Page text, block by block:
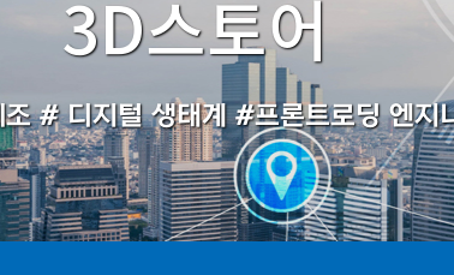
3D스토어
# 디지털 생태계 #프론트로딩 엔지